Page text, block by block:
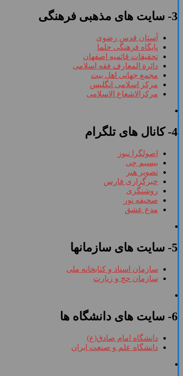
3- سایت های مذهبی فرهنگی
آستان قدس رضوی
پایگاه فرهنگی حلما
تحقیقات قائمیه اصفهان
دائرة المعارف فقه اسلامی
مجمع جهانی اهل بیت
مرکز اسلامی انگلیس
مرکزالاشعاع الاسلامی
4- کانال های تلگرام
اصولگرا نیوز
بیسیم چی
تصویر هنر
خبرگزاری فارس
روشنگری
صحیفه نور
مدع عشق
5- سایت های سازمانها
سازمان اسناد و کتابخانه ملی
سازمان حج و زیارت
6- سایت های دانشگاه ها
دانشگاه امام صادق(ع)
دانشگاه علم و صنعت ایران